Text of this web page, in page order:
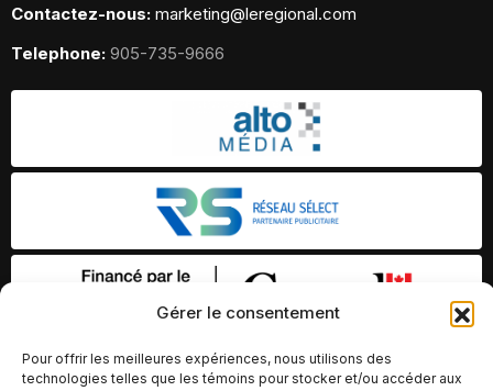
Gérer le consentement
Pour offrir les meilleures expériences, nous utilisons des
technologies telles que les témoins pour stocker et/ou accéder aux
Contactez-nous: marketing@leregional.com
Telephone: 905-735-9666